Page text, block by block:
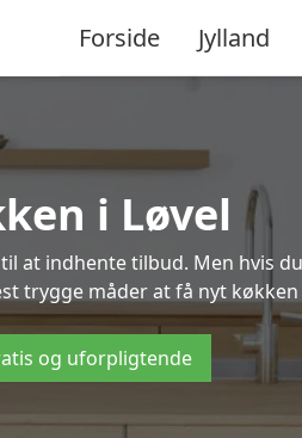
Forside Jylland
i Løvel
at indhente tilbud. Men hvis
trygge måder at få nyt køkken
og uforpligtende